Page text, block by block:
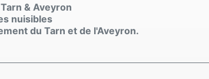
& Aveyron
nuisibles
du Tarn et de l'Aveyron.